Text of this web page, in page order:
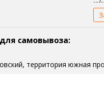
самовывоза:
территория южная